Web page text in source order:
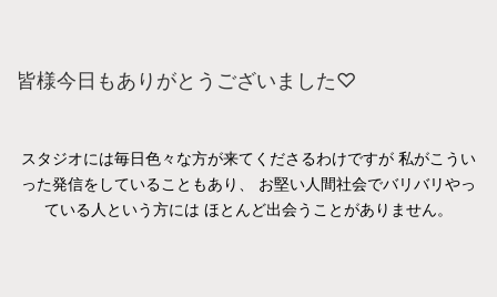
皆様今日もありがとうございました♡
スタジオには毎日色々な方が来てくださるわけですが 私がこうい
った発信をしていることもあり、 お堅い人間社会でバリバリやっ
ている人という方には ほとんど出会うことがありません。